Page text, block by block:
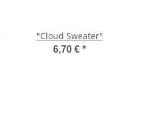
"Cloud Sweater"
6,70 € *